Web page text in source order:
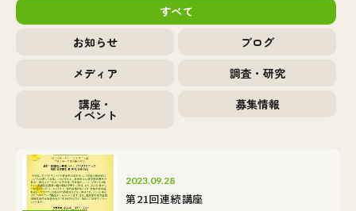
すべて
お知らせ
ブログ
メディア
調査・研究
講座・
イベント
募集情報
2023.09.28
第21回連続講座